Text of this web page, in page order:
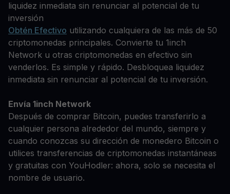
liquidez inmediata sin renunciar al potencial de tu
inversión
Obtén Efectivo utilizando cualquiera de las más de 50
criptomonedas principales. Convierte tu 1inch
Network u otras criptomonedas en efectivo sin
venderlos. Es simple y rápido. Desbloquea liquidez
inmediata sin renunciar al potencial de tu inversión.
Envía 1inch Network
Después de comprar Bitcoin, puedes transferirlo a
cualquier persona alrededor del mundo, siempre y
cuando conozcas su dirección de monedero Bitcoin o
utilices transferencias de criptomonedas instantáneas
y gratuitas con YouHodler: ahora, solo se necesita el
nombre de usuario.